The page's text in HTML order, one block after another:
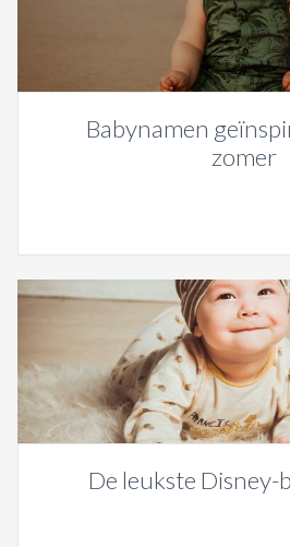
Babynamen
zomer
De leukste Disney-